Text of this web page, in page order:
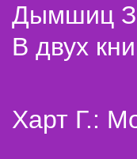
Дымшиц
В двух
Харт Г.: